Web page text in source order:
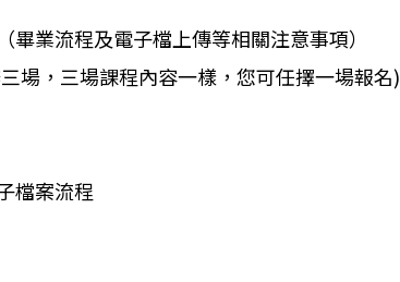
業流程及電子檔上傳等相關注意事項）
場，三場課程內容一樣，您可任擇一場報名)
檔案流程